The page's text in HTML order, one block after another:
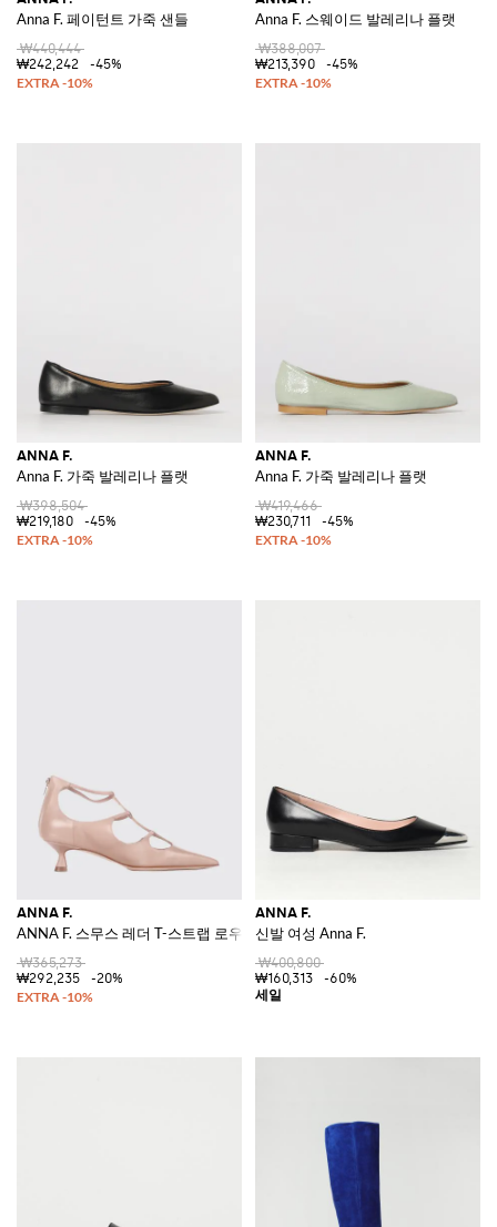
Anna F. 페이턴트 가죽 샌들
₩440,444
₩242,242
-45%
Anna F. 스웨이드 발레리나 플랫
₩388,007
₩213,390
-45%
ANNA F.
Anna F. 가죽 발레리나 플랫
₩398,504
₩219,180
-45%
ANNA F.
Anna F. 가죽 발레리나 플랫
₩419,466
₩230,711
-45%
ANNA F.
ANNA F. 스무스 레더 T-스트랩 로우 스틸레토 힐 펌프스
₩365,273
₩292,235
-20%
ANNA F.
신발 여성 Anna F.
₩400,800
₩160,313
-60%